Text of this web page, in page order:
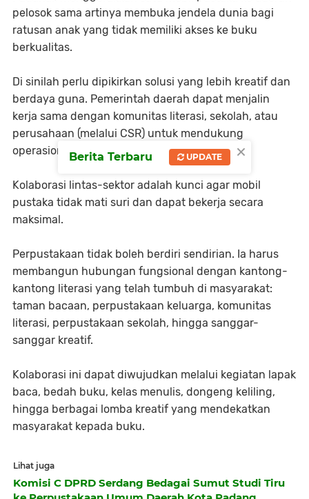
pelosok sama artinya membuka jendela dunia bagi
ratusan anak yang tidak memiliki akses ke buku
berkualitas.
Di sinilah perlu dipikirkan solusi yang lebih kreatif dan
berdaya guna. Pemerintah daerah dapat menjalin
kerja sama dengan komunitas literasi, sekolah, atau
perusahaan (melalui CSR) untuk mendukung
operasional perpustakaan keliling.
Kolaborasi lintas-sektor adalah kunci agar mobil
pustaka tidak mati suri dan dapat bekerja secara
maksimal.
Perpustakaan tidak boleh berdiri sendirian. Ia harus
membangun hubungan fungsional dengan kantong-
kantong literasi yang telah tumbuh di masyarakat:
taman bacaan, perpustakaan keluarga, komunitas
literasi, perpustakaan sekolah, hingga sanggar-
sanggar kreatif.
Kolaborasi ini dapat diwujudkan melalui kegiatan lapak
baca, bedah buku, kelas menulis, dongeng keliling,
hingga berbagai lomba kreatif yang mendekatkan
masyarakat kepada buku.
Lihat juga
Komisi C DPRD Serdang Bedagai Sumut Studi Tiru
×
Berita Terbaru UPDATE